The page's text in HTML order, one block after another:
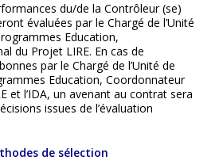
du/de la Contrôleur (se)
évaluées par le Chargé de l’Unité
Education,
du Projet LIRE. En cas de
par le Chargé de l’Unité de
Education, Coordonnateur
et l’IDA, un avenant au contrat sera
issues de l’évaluation
de sélection